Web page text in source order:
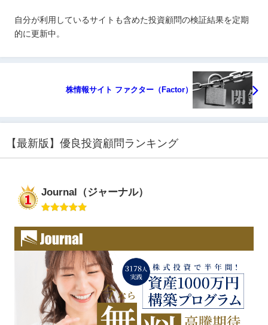
自分が利用しているサイトも含めた投資顧問の検証結果を定期
的に更新中。
株情報サイト ファクター（Factor）
【最新版】優良投資顧問ランキング
Journal（ジャーナル）